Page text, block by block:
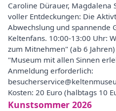
Caroline Dürauer, Magdalena
voller Entdeckungen: Die
Abwechslung und spannende
Keltenfans. 10:00-13:00 Uhr:
zum Mitnehmen" (ab 6
"Museum mit allen Sinnen
Anmeldung erforderlich:
Kosten: 20 Euro (halbtags 10
Kunstsommer 2026